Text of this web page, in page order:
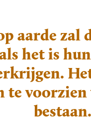
aarde zal
het is
te